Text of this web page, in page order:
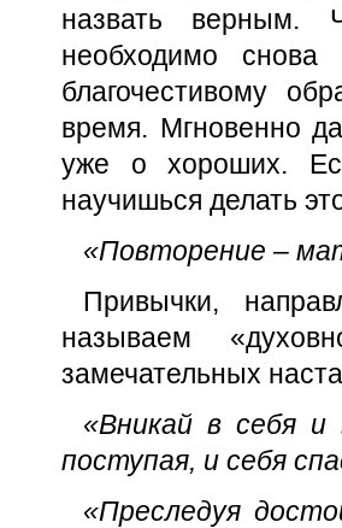
назвать верным.
необходимо
благочестивому
время. Мгновенно
уже о хороших.
научишься делать
«Повторение –
Привычки,
называем
замечательных
«Вникай в себя и
поступая, и себя
«Преследуя